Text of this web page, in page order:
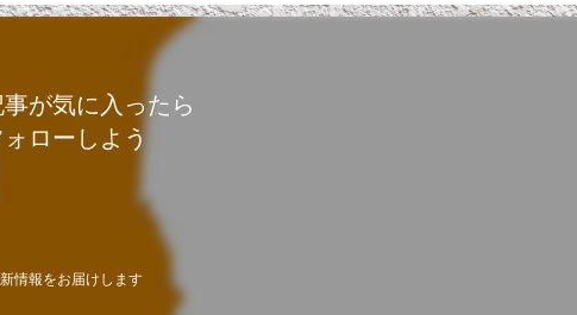
事が気に入ったら
ォローしよう
情報をお届けします